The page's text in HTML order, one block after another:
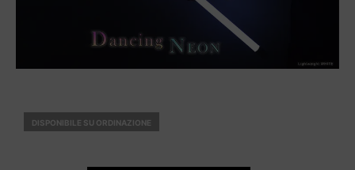
DISPONIBILE SU ORDINAZIONE